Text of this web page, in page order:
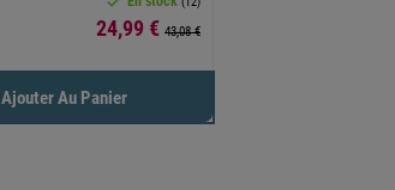
Prix
24,99 € 43,08 €
Ajouter Au Panier